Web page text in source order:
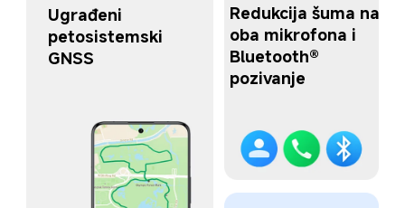
Ugrađeni
petosistemski
GNSS
Redukcija šuma na
oba mikrofona i
Bluetooth®
pozivanje